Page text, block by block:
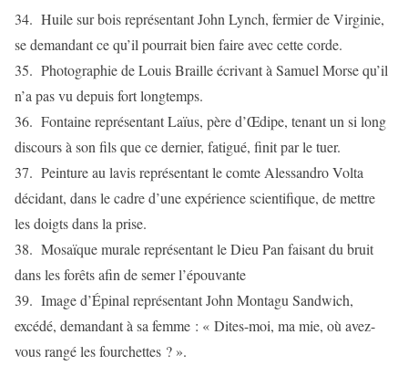
34. Huile sur bois représentant John Lynch, fermier de Virginie,
se demandant ce qu’il pourrait bien faire avec cette corde.
35. Photographie de Louis Braille écrivant à Samuel Morse qu’il
n’a pas vu depuis fort longtemps.
36. Fontaine représentant Laïus, père d’Œdipe, tenant un si long
discours à son fils que ce dernier, fatigué, finit par le tuer.
37. Peinture au lavis représentant le comte Alessandro Volta
décidant, dans le cadre d’une expérience scientifique, de mettre
les doigts dans la prise.
38. Mosaïque murale représentant le Dieu Pan faisant du bruit
dans les forêts afin de semer l’épouvante
39. Image d’Épinal représentant John Montagu Sandwich,
excédé, demandant à sa femme : « Dites-moi, ma mie, où avez-
vous rangé les fourchettes ? ».